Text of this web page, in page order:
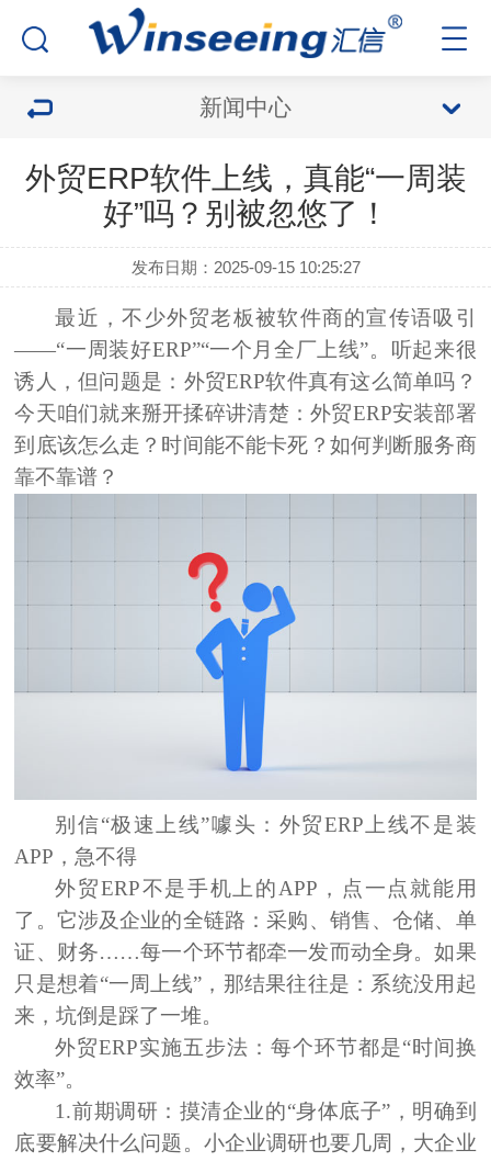
新闻中心
外贸ERP软件上线，真能“一周装
好”吗？别被忽悠了！
发布日期：2025-09-15 10:25:27
最近，不少外贸老板被软件商的宣传语吸引
——“一周装好ERP”“一个月全厂上线”。听起来很
诱人，但问题是： 外贸ERP软件真有这么简单吗？
今天咱们就来掰开揉碎讲清楚：外贸ERP安装部署
到底该怎么走？时间能不能卡死？如何判断服务商
靠不靠谱？
别信“极速上线”噱头：外贸ERP上线不是装
APP，急不得
外贸ERP不是手机上的APP，点一点就能用
了。它涉及企业的全链路：采购、销售、仓储、单
证、财务……每一个环节都牵一发而动全身。如果
只是想着“一周上线”，那结果往往是： 系统没用起
来，坑倒是踩了一堆。
外贸ERP实施五步法：每个环节都是“时间换
效率”。
1.前期调研： 摸清企业的“身体底子”，明确到
底要解决什么问题。小企业调研也要几周，大企业